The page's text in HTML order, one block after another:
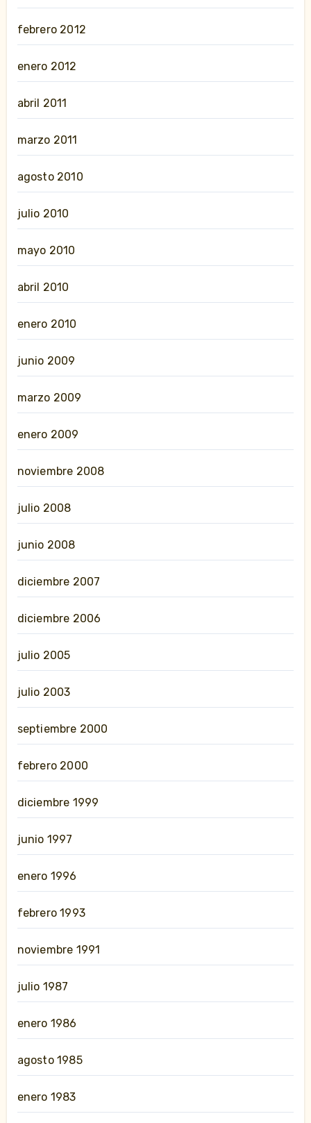
febrero 2012
enero 2012
abril 2011
marzo 2011
agosto 2010
julio 2010
mayo 2010
abril 2010
enero 2010
junio 2009
marzo 2009
enero 2009
noviembre 2008
julio 2008
junio 2008
diciembre 2007
diciembre 2006
julio 2005
julio 2003
septiembre 2000
febrero 2000
diciembre 1999
junio 1997
enero 1996
febrero 1993
noviembre 1991
julio 1987
enero 1986
agosto 1985
enero 1983